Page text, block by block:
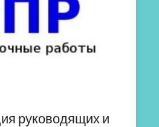
руководящих и